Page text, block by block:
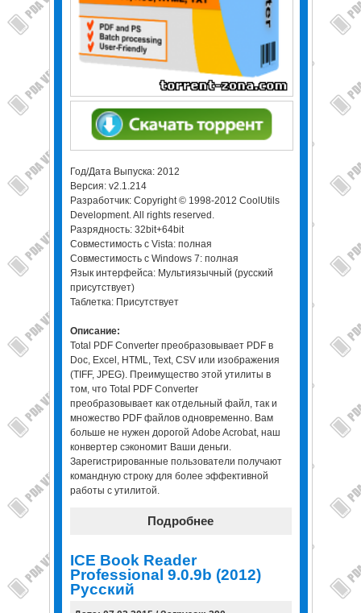
Год/Дата Выпуска: 2012
Версия: v2.1.214
Разработчик: Copyright © 1998-2012 CoolUtils
Development. All rights reserved.
Разрядность: 32bit+64bit
Совместимость с Vista: полная
Совместимость с Windows 7: полная
Язык интерфейса: Мультиязычный (русский
присутствует)
Таблетка: Присутствует
Описание:
Total PDF Converter преобразовывает PDF в
Doc, Excel, HTML, Text, CSV или изображения
(TIFF, JPEG). Преимущество этой утилиты в
том, что Total PDF Сonverter
преобразовывает как отдельный файл, так и
множество PDF файлов одновременно. Вам
больше не нужен дорогой Adobe Acrobat, наш
конвертер сэкономит Ваши деньги.
Зарегистрированные пользователи получают
командную строку для более эффективной
работы с утилитой.
Подробнее
ICE Book Reader
Professional 9.0.9b (2012)
Русский